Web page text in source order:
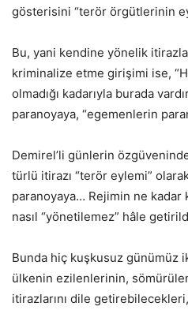
gösterisini “terör örgütlerinin
Bu, yani kendine yönelik
kriminalize etme girişimi ise,
olmadığı kadarıyla burada
paranoyaya, “egemenlerin
Demirel’li günlerin
türlü itirazı “terör eylemi”
paranoyaya… Rejimin ne kadar
nasıl “yönetilemez” hâle
Bunda hiç kuşkusuz günümüz
ülkenin ezilenlerinin,
itirazlarını dile getirebilecekleri,